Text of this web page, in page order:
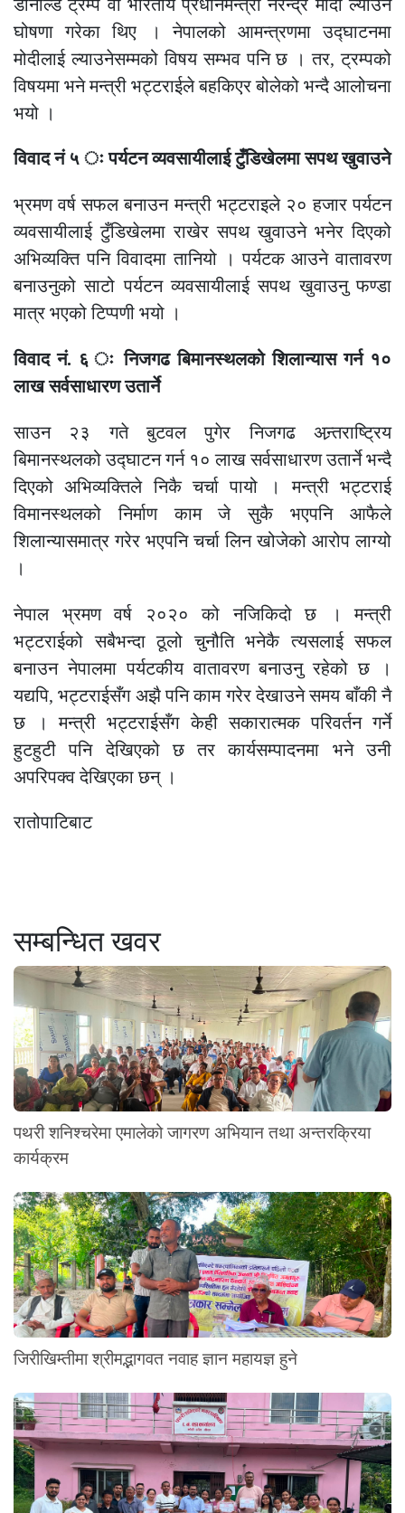
डोनाल्ड ट्रम्प वा भारतीय प्रधानमन्त्री नरेन्द्र मोदी ल्याउने
घोषणा गरेका थिए । नेपालको आमन्त्रणमा उद्घाटनमा
मोदीलाई ल्याउनेसम्मको विषय सम्भव पनि छ । तर, ट्रम्पको
विषयमा भने मन्त्री भट्टराईले बहकिएर बोलेको भन्दै आलोचना
भयो ।
विवाद नं ५ ः पर्यटन व्यवसायीलाई टुँडिखेलमा सपथ खुवाउने
भ्रमण वर्ष सफल बनाउन मन्त्री भट्टराइले २० हजार पर्यटन
व्यवसायीलाई टुँडिखेलमा राखेर सपथ खुवाउने भनेर दिएको
अभिव्यक्ति पनि विवादमा तानियो । पर्यटक आउने वातावरण
बनाउनुको साटो पर्यटन व्यवसायीलाई सपथ खुवाउनु फण्डा
मात्र भएको टिप्पणी भयो ।
विवाद नं. ६ ः निजगढ बिमानस्थलको शिलान्यास गर्न १०
लाख सर्वसाधारण उतार्ने
साउन २३ गते बुटवल पुगेर निजगढ अन्र्तराष्ट्रिय
बिमानस्थलको उद्घाटन गर्न १० लाख सर्वसाधारण उतार्ने भन्दै
दिएको अभिव्यक्तिले निकै चर्चा पायो । मन्त्री भट्टराई
विमानस्थलको निर्माण काम जे सुकै भएपनि आफैले
शिलान्यासमात्र गरेर भएपनि चर्चा लिन खोजेको आरोप लाग्यो
।
नेपाल भ्रमण वर्ष २०२० को नजिकिदो छ । मन्त्री
भट्टराईको सबैभन्दा ठूलो चुनौति भनेकै त्यसलाई सफल
बनाउन नेपालमा पर्यटकीय वातावरण बनाउनु रहेको छ ।
यद्यपि, भट्टराईसँग अझै पनि काम गरेर देखाउने समय बाँकी नै
छ । मन्त्री भट्टराईसँग केही सकारात्मक परिवर्तन गर्ने
हुटहुटी पनि देखिएको छ तर कार्यसम्पादनमा भने उनी
अपरिपक्व देखिएका छन् ।
रातोपाटिबाट
सम्बन्धित खवर
पथरी शनिश्चरेमा एमालेको जागरण अभियान तथा अन्तरक्रिया
कार्यक्रम
जिरीखिम्तीमा श्रीमद्भागवत नवाह ज्ञान महायज्ञ हुने